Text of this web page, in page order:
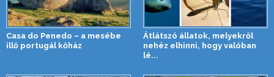
Casa do Penedo – a mesébe
illő portugál kőház
Átlátszó állatok, melyekről
nehéz elhinni, hogy valóban
lé...